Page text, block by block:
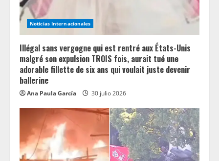
Noticias Internacionales
Illégal sans vergogne qui est rentré aux États-Unis
malgré son expulsion TROIS fois, aurait tué une
adorable fillette de six ans qui voulait juste devenir
ballerine
Ana Paula García 30 julio 2026